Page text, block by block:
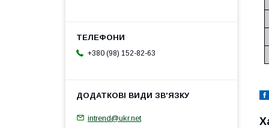
+380 (98) 152-82-63
intrend@ukr.net